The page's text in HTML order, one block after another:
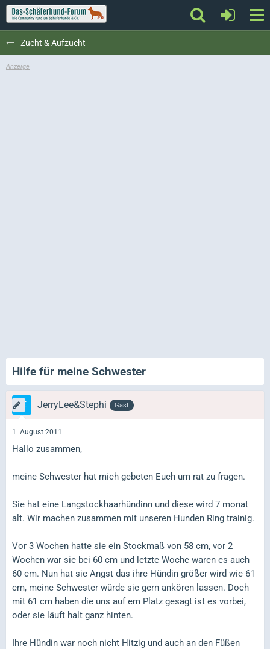
Zucht & Aufzucht
Hilfe für meine Schwester
JerryLee&Stephi Gast
1. August 2011
Hallo zusammen,
meine Schwester hat mich gebeten Euch um rat zu fragen.
Sie hat eine Langstockhaarhündinn und diese wird 7 monat
alt. Wir machen zusammen mit unseren Hunden Ring trainig.
Vor 3 Wochen hatte sie ein Stockmaß von 58 cm, vor 2
Wochen war sie bei 60 cm und letzte Woche waren es auch
60 cm. Nun hat sie Angst das ihre Hündin größer wird wie 61
cm, meine Schwester würde sie gern ankören lassen. Doch
mit 61 cm haben die uns auf em Platz gesagt ist es vorbei,
oder sie läuft halt ganz hinten.
Ihre Hündin war noch nicht Hitzig und auch an den Füßen